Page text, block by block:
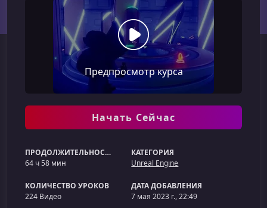
Предпросмотр курса
Начать Сейчас
ПРОДОЛЖИТЕЛЬНОСТЬ
64 ч 58 мин
КАТЕГОРИЯ
Unreal Engine
КОЛИЧЕСТВО УРОКОВ
224 Видео
ДАТА ДОБАВЛЕНИЯ
7 мая 2023 г., 22:49